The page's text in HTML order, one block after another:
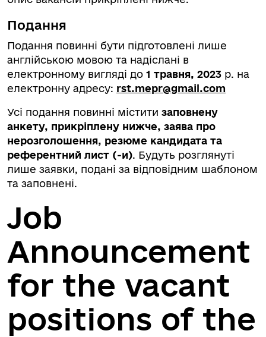
Подання
Подання повинні бути підготовлені лише
англійською мовою та надіслані в
електронному вигляді до 1 травня, 2023 р. на
електронну адресу: rst.mepr@gmail.com
Усі подання повинні містити заповнену
анкету, прикріплену нижче, заява про
нерозголошення, резюме кандидата та
референтний лист (-и). Будуть розглянуті
лише заявки, подані за відповідним шаблоном
та заповнені.
Job
Announcement
for the vacant
positions of the